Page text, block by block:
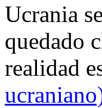
Ucrania
quedado
realidad